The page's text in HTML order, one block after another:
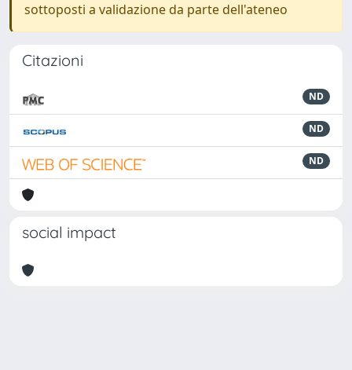
sottoposti a validazione da parte dell'ateneo
Citazioni
ND
ND
ND
social impact